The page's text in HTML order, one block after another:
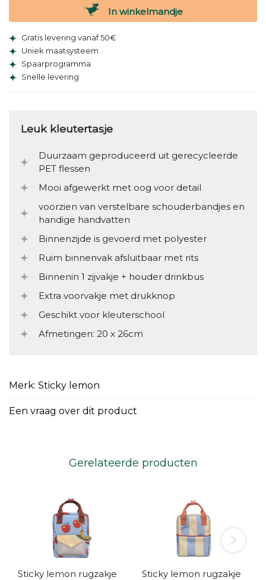
In winkelmandje
Gratis levering vanaf 50€
Uniek maatsysteem
Spaarprogramma
Snelle levering
Leuk kleutertasje
Duurzaam geproduceerd uit gerecycleerde
PET flessen
Mooi afgewerkt met oog voor detail
voorzien van verstelbare schouderbandjes en
handige handvatten
Binnenzijde is gevoerd met polyester
Ruim binnenvak afsluitbaar met rits
Binnenin 1 zijvakje + houder drinkbus
Extra voorvakje met drukknop
Geschikt voor kleuterschool
Afmetingen: 20 x 26cm
Merk: Sticky lemon
Een vraag over dit product
Gerelateerde producten
Sticky lemon rugzakje
Sticky lemon rugzakje